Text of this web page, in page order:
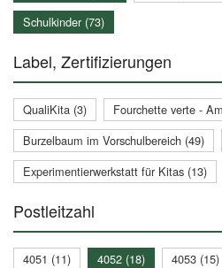
Schulkinder (73)
Label, Zertifizierungen
QualiKita (3)
Fourchette verte -
Burzelbaum im Vorschulbereich (49)
Experimentierwerkstatt für Kitas (13)
Postleitzahl
4051 (11) 4052 (18) 4053 (15)